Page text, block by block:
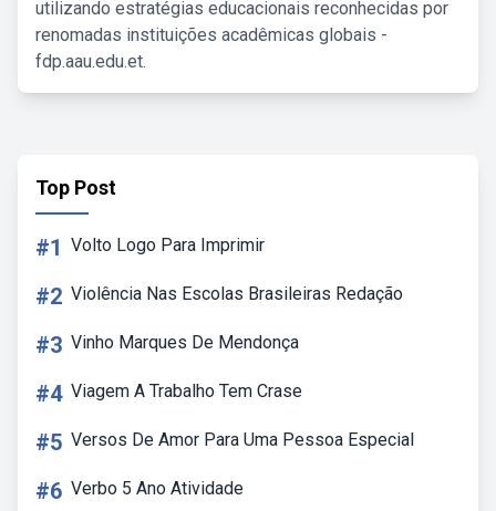
utilizando estratégias educacionais reconhecidas por
renomadas instituições acadêmicas globais -
fdp.aau.edu.et.
Top Post
#1 Volto Logo Para Imprimir
#2 Violência Nas Escolas Brasileiras Redação
#3 Vinho Marques De Mendonça
#4 Viagem A Trabalho Tem Crase
#5 Versos De Amor Para Uma Pessoa Especial
#6 Verbo 5 Ano Atividade